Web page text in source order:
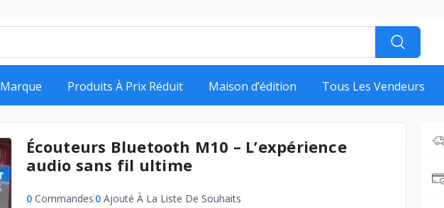
Marque Produits À Prix Réduit Maison d’édition Tous Les Vendeurs
Écouteurs Bluetooth M10 – L’expérience
audio sans fil ultime
0Commandes 0Ajouté À La Liste De Souhaits